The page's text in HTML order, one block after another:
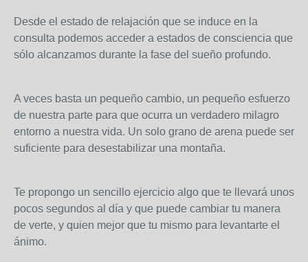
Desde el estado de relajación que se induce en la
consulta podemos acceder a estados de consciencia que
sólo alcanzamos durante la fase del sueño profundo.
A veces basta un pequeño cambio, un pequeño esfuerzo
de nuestra parte para que ocurra un verdadero milagro
entorno a nuestra vida. Un solo grano de arena puede ser
suficiente para desestabilizar una montaña.
Te propongo un sencillo ejercicio algo que te llevará unos
pocos segundos al día y que puede cambiar tu manera
de verte, y quien mejor que tu mismo para levantarte el
ánimo.